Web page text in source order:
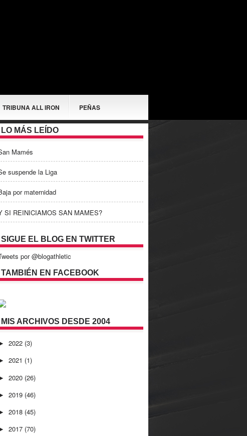
TRIBUNA ALL IRON PEÑAS
LO MÁS LEÍDO
Mamés
suspende la Liga
por maternidad
SI REINICIAMOS SAN MAMES?
SIGUE EL BLOG EN TWITTER
por @blogathletic
TAMBIÉN EN FACEBOOK
MIS ARCHIVOS DESDE 2004
2022 (3)
2021 (1)
2020 (26)
2019 (46)
2018 (45)
2017 (70)